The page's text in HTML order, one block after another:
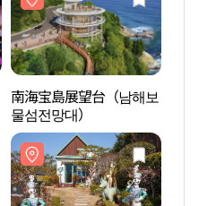
南海宝島展望台（남해보
물섬전망대）